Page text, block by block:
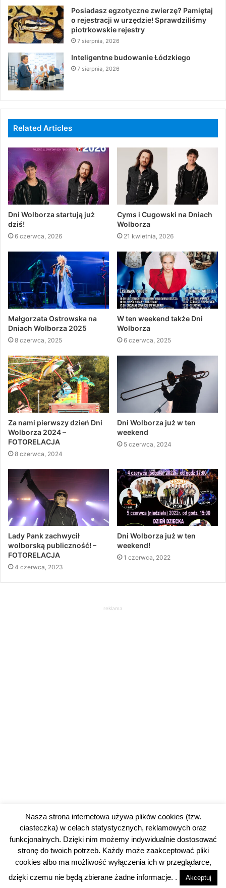
Posiadasz egzotyczne zwierzę? Pamiętaj
o rejestracji w urzędzie! Sprawdziliśmy
piotrkowskie rejestry
7 sierpnia, 2026
Inteligentne budowanie Łódzkiego
7 sierpnia, 2026
Related Articles
Dni Wolborza startują już
dziś!
6 czerwca, 2026
Cyms i Cugowski na Dniach
Wolborza
21 kwietnia, 2026
Małgorzata Ostrowska na
Dniach Wolborza 2025
8 czerwca, 2025
W ten weekend także Dni
Wolborza
6 czerwca, 2025
Za nami pierwszy dzień Dni
Wolborza 2024 –
FOTORELACJA
8 czerwca, 2024
Dni Wolborza już w ten
weekend
5 czerwca, 2024
Lady Pank zachwycił
wolborską publiczność! –
FOTORELACJA
4 czerwca, 2023
Dni Wolborza już w ten
weekend!
1 czerwca, 2022
reklama
© 2026 piotrkowski24.pl | Polityka prywatności
Nasza strona internetowa używa plików cookies (tzw.
ciasteczka) w celach statystycznych, reklamowych oraz
funkcjonalnych. Dzięki nim możemy indywidualnie dostosować
stronę do twoich potrzeb. Każdy może zaakceptować pliki
cookies albo ma możliwość wyłączenia ich w przeglądarce,
dzięki czemu nie będą zbierane żadne informacje. .
Akceptuj